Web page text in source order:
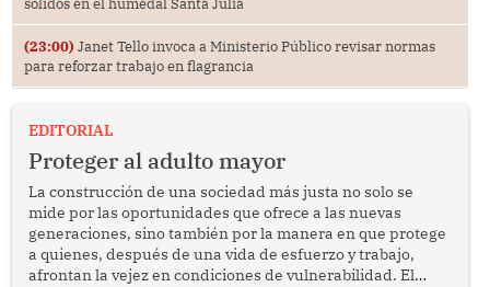
(23:00) Janet Tello invoca a Ministerio Público revisar normas
para reforzar trabajo en flagrancia
EDITORIAL
Proteger al adulto mayor
La construcción de una sociedad más justa no solo se
mide por las oportunidades que ofrece a las nuevas
generaciones, sino también por la manera en que protege
a quienes, después de una vida de esfuerzo y trabajo,
afrontan la vejez en condiciones de vulnerabilidad. El